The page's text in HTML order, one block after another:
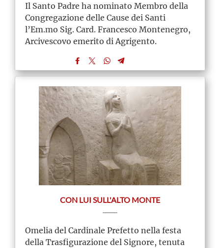
Il Santo Padre ha nominato Membro della
Congregazione delle Cause dei Santi
l’Em.mo Sig. Card. Francesco Montenegro,
Arcivescovo emerito di Agrigento.
CON LUI SULL'ALTO MONTE
Omelia del Cardinale Prefetto nella festa
della Trasfigurazione del Signore, tenuta